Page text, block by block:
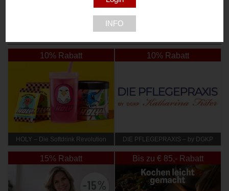
10% Rabatt
HOLY – Die Softdrink Revolution
10% Rabatt
DIE PFLEGEPRAXIS – by DGKP
15% Rabatt Bis zu € 85,- Rabatt
INFO